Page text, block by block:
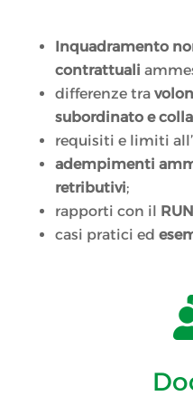
Inquadramento
contrattuali
differenze tra
subordinato e
requisiti e limiti all’
adempimenti
retributivi;
rapporti con il
casi pratici ed